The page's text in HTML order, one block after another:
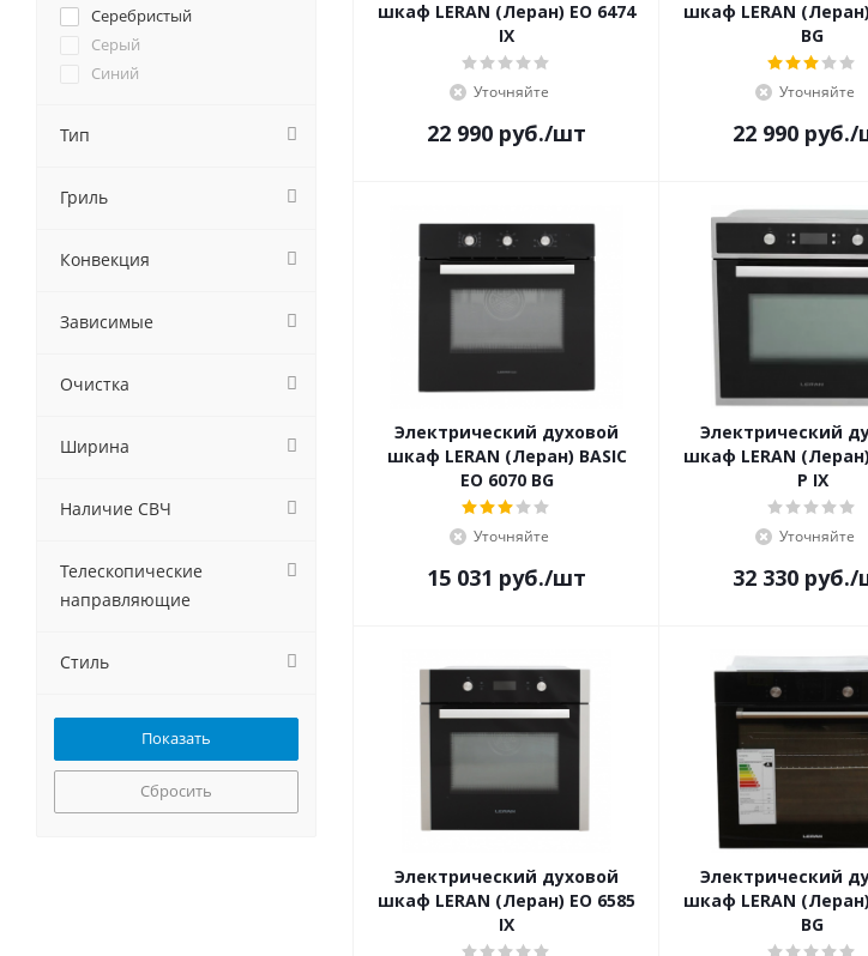
шкаф LERAN (Леран) EO 6474
IX
Уточняйте
22 990 руб./шт
шкаф LERAN (Леран)
BG
Уточняйте
22 990 руб./
Электрический духовой
шкаф LERAN (Леран) BASIC
EO 6070 BG
Уточняйте
15 031 руб./шт
Электрический
шкаф LERAN (Леран)
P IX
Уточняйте
32 330 руб./
Электрический духовой
шкаф LERAN (Леран) EO 6585
IX
Электрический
шкаф LERAN (Леран)
BG
Electronicsdeluxe
Evelux
EXITEQ
Fulgor-Milano
Ginzzu
GRAUDE
IGNIS
Jackys
KANZLER
Korting
Kuchenchef
Kuppersbusch
Lex
LuxDorf
Серебристый
Серый
Синий
Тип
Гриль
Конвекция
Зависимые
Очистка
Ширина
Наличие СВЧ
Телескопические
направляющие
Стиль
Сбросить